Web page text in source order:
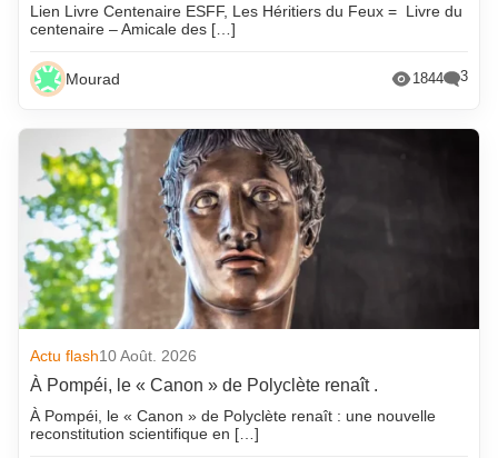
Lien Livre Centenaire ESFF, Les Héritiers du Feux = Livre du
centenaire – Amicale des […]
Mourad 1844 3
Actu flash10 Août. 2026
À Pompéi, le « Canon » de Polyclète renaît .
À Pompéi, le « Canon » de Polyclète renaît : une nouvelle
reconstitution scientifique en […]